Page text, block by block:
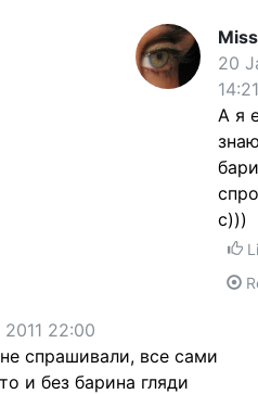
20
14:21
А я
с)))
22:00
спрашивали, все сами
и без барина гляди